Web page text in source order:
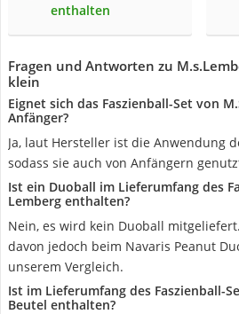
enthalten
Fragen und Antworten zu
klein
Eignet sich das Faszienball-Set von
Anfänger?
Ja, laut Hersteller ist die Anwendung
sodass sie auch von Anfängern
Ist ein Duoball im Lieferumfang des
Lemberg enthalten?
Nein, es wird kein Duoball
davon jedoch beim Navaris Peanut
unserem Vergleich.
Ist im Lieferumfang des Faszienball-
Beutel enthalten?